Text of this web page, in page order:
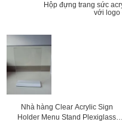
Hộp đựng trang sức
với logo
Nhà hàng Clear Acrylic Sign
Holder Menu Stand Plexiglass